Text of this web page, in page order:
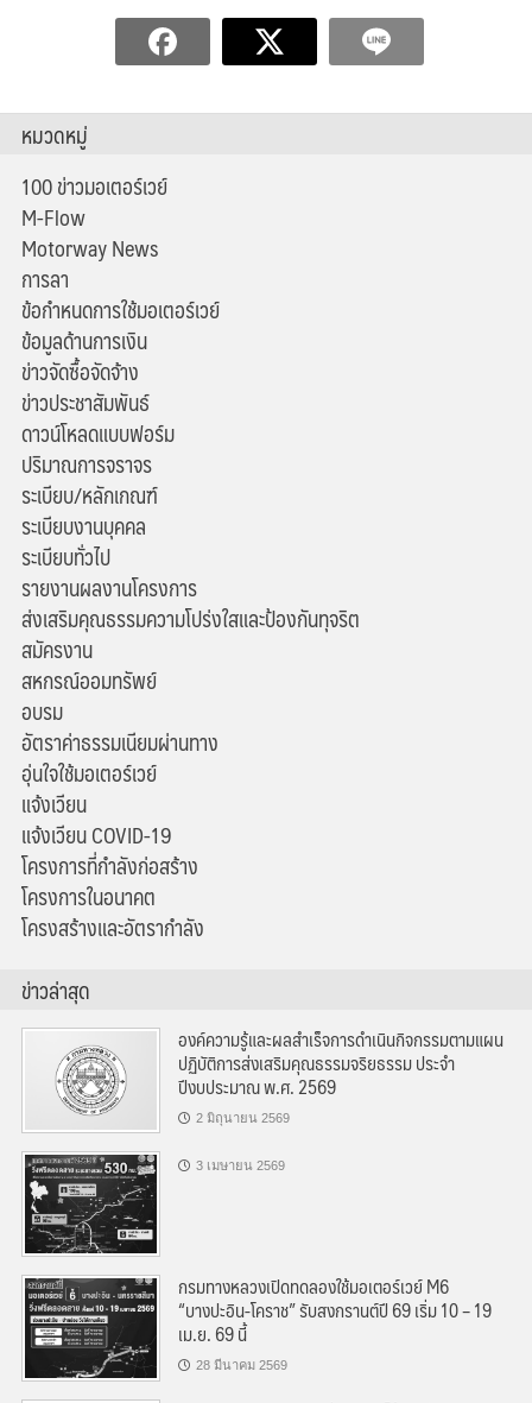
หมวดหมู่
100 ข่าวมอเตอร์เวย์
M-Flow
Motorway News
การลา
ข้อกำหนดการใช้มอเตอร์เวย์
ข้อมูลด้านการเงิน
ข่าวจัดซื้อจัดจ้าง
ข่าวประชาสัมพันธ์
ดาวน์โหลดแบบฟอร์ม
ปริมาณการจราจร
ระเบียบ/หลักเกณฑ์
ระเบียบงานบุคคล
ระเบียบทั่วไป
รายงานผลงานโครงการ
ส่งเสริมคุณธรรมความโปร่งใสและป้องกันทุจริต
สมัครงาน
สหกรณ์ออมทรัพย์
อบรม
อัตราค่าธรรมเนียมผ่านทาง
อุ่นใจใช้มอเตอร์เวย์
แจ้งเวียน
แจ้งเวียน COVID-19
โครงการที่กำลังก่อสร้าง
โครงการในอนาคต
โครงสร้างและอัตรากำลัง
ข่าวล่าสุด
องค์ความรู้และผลสำเร็จการดำเนินกิจกรรมตามแผน
ปฏิบัติการส่งเสริมคุณธรรมจริยธรรม ประจำ
ปีงบประมาณ พ.ศ. 2569
2 มิถุนายน 2569
3 เมษายน 2569
กรมทางหลวงเปิดทดลองใช้มอเตอร์เวย์ M6
“บางปะอิน-โคราช” รับสงกรานต์ปี 69 เริ่ม 10 – 19
เม.ย. 69 นี้
28 มีนาคม 2569